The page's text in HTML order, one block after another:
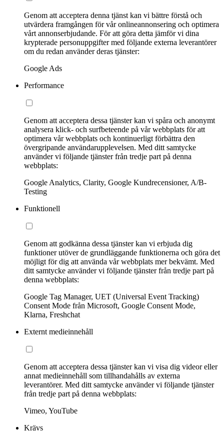
Genom att acceptera denna tjänst kan vi bättre förstå och
utvärdera framgången för vår onlineannonsering och optimera
vårt annonserbjudande. För att göra detta jämför vi dina
krypterade personuppgifter med följande externa leverantörer
om du redan använder deras tjänster:
Google Ads
Performance
Genom att acceptera dessa tjänster kan vi spåra och anonymt
analysera klick- och surfbeteende på vår webbplats för att
optimera vår webbplats och kontinuerligt förbättra den
övergripande användarupplevelsen. Med ditt samtycke
använder vi följande tjänster från tredje part på denna
webbplats:
Google Analytics, Clarity, Google Kundrecensioner, A/B-
Testing
Funktionell
Genom att godkänna dessa tjänster kan vi erbjuda dig
funktioner utöver de grundläggande funktionerna och göra det
möjligt för dig att använda vår webbplats mer bekvämt. Med
ditt samtycke använder vi följande tjänster från tredje part på
denna webbplats:
Google Tag Manager, UET (Universal Event Tracking)
Consent Mode från Microsoft, Google Consent Mode,
Klarna, Freshchat
Externt medieinnehåll
Genom att acceptera dessa tjänster kan vi visa dig videor eller
annat medieinnehåll som tillhandahålls av externa
leverantörer. Med ditt samtycke använder vi följande tjänster
från tredje part på denna webbplats:
Vimeo, YouTube
Krävs